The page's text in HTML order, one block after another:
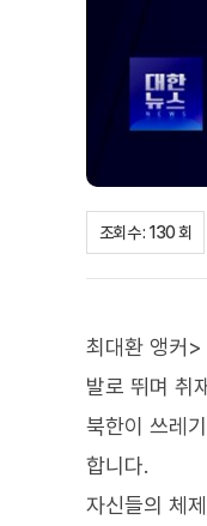
조회수 : 130 회
최대환 앵커>
발로 뛰며 취
북한이 쓰레
합니다.
자신들의 체